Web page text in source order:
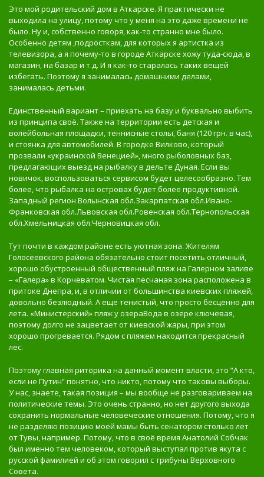
Это мой родительский дом в Аткарске. Я практически не
выходила на улицу, потому что у меня на это даже времени не
было. Ну и, собственно говоря, как-то странно мне было.
Особенно детям ,подросткам, для которых я артистка из
телевизора, а я почему-то в городе Аткарске хожу туда-сюда, в
магазин, на базар и т.д. И я как-то старалась таких вещей
избегать. Поэтому я занималась домашними делами,
занималась детьми.
Единственный вариант – приехать на базу и буквально выбить
из принципа своё. Также на территории есть детская и
волейбольная площадки, теннисные столы, баня (120 грн. в час),
и стоянка для автомобилей. В городке Вилково, который
прозвали «украинской Венецией», много рыболовных баз,
предлагающих выезд на рыбалку в дельте Дуная. Если вы
новичок, воспользоваться сервисом будет целесообразно. Тем
более, что рыбалка на островах будет более продуктивной.
Западный регион Волынская обл.Закарпатская обл.Ивано-
Франковская обл.Львовская обл.Ровенская обл.Тернопольская
обл.Хмельницкая обл.Черновицкая обл.
Тут почти в каждом районе есть уютная зона. Жителям
Голосеевского района обязательно стоит посетить отличный,
хорошо обустроенный общественный пляж на Галерном заливе
– «Галера» в Корчеватом. Чистая песчаная зона расположена в
притоке Днепра, и, в отличии от большинства киевских пляжей,
довольно безлюдный. А еще тенистый, что просто бесценно для
лета. «Министерский» пляж у озераВода в озере ключевая,
поэтому долго не зацветает от киевской жары, при этом
хорошо прогревается. Рядом с пляжем находится прекрасный
лес.
Поэтому главная риторика на данный момент власти, это “А кто,
если не Путин” понятно, что никто, потому что таковы выборы.
У нас, знаете, такая позиция – мы вообще не разговариваем на
политические темы. Это очень странно, но нет другого выхода
сохранить нормальные человеческие отношения. Потому, что я
не разделяю позицию моей мамы быть сенатором столько лет
от Тувы, например. Потому, что в своё время Анатолий Собчак
был именно тем человеком, который выступал против якута с
русской фамилией и об этом говорил с трибуны Верховного
Совета.